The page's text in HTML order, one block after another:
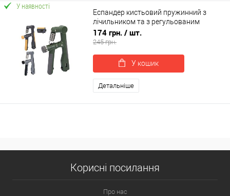
У наявності
Еспандер кистьовий пружинний з
лічильником та з регульованим
навантаженням 5-60кг OSPORT (MS
4811)
174 грн. / шт.
245 грн.
У кошик
Детальніше
Корисні посилання
Про нас